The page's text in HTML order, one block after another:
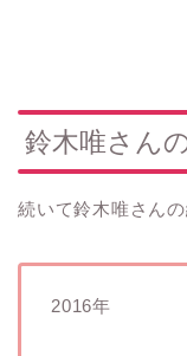
鈴木唯さん
続いて鈴木唯さんの
2016年